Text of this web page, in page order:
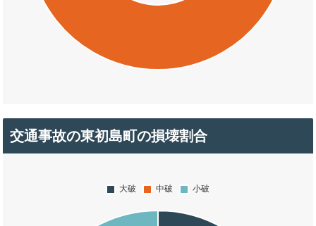
交通事故の東初島町の損壊割合